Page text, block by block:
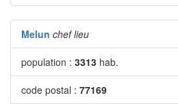
Melun chef lieu
population : 3313 hab.
code postal : 77169